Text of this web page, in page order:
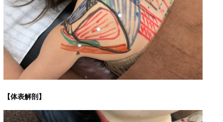
【体表解剖】